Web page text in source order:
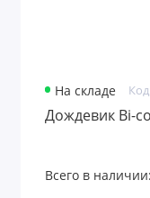
На складе
Дождевик Bi-
Всего в наличии: